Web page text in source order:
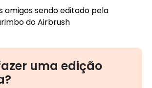
uma edição